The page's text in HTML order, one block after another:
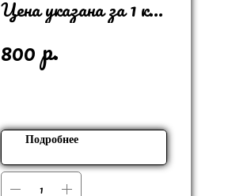
Цена указана за 1 кг
800р.
Подробнее